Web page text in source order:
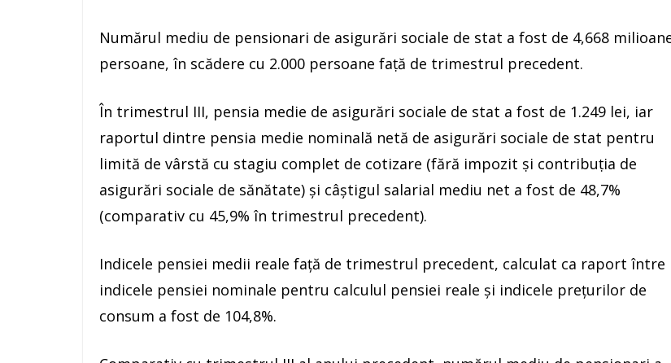
Numărul mediu de pensionari de asigurări sociale de stat a fost de 4,668
persoane, în scădere cu 2.000 persoane faṭă de trimestrul precedent.
În trimestrul III, pensia medie de asigurări sociale de stat a fost de 1.249 lei, iar
raportul dintre pensia medie nominală netă de asigurări sociale de stat pentru
limită de vârstă cu stagiu complet de cotizare (fără impozit ṣi contribuṭia de
asigurări sociale de sănătate) şi câştigul salarial mediu net a fost de 48,7%
(comparativ cu 45,9% în trimestrul precedent).
Indicele pensiei medii reale faţă de trimestrul precedent, calculat ca raport între
indicele pensiei nominale pentru calculul pensiei reale şi indicele preţurilor de
consum a fost de 104,8%.